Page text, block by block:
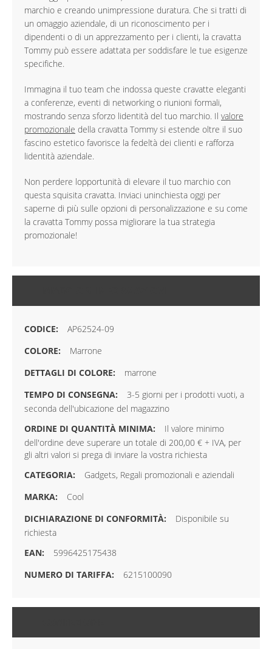
marchio e creando unimpressione duratura. Che si tratti di
un omaggio aziendale, di un riconoscimento per i
dipendenti o di un apprezzamento per i clienti, la cravatta
Tommy può essere adattata per soddisfare le tue esigenze
specifiche.
Immagina il tuo team che indossa queste cravatte eleganti
a conferenze, eventi di networking o riunioni formali,
mostrando senza sforzo lidentità del tuo marchio. Il valore
promozionale della cravatta Tommy si estende oltre il suo
fascino estetico favorisce la fedeltà dei clienti e rafforza
lidentità aziendale.
Non perdere lopportunità di elevare il tuo marchio con
questa squisita cravatta. Inviaci uninchiesta oggi per
saperne di più sulle opzioni di personalizzazione e su come
la cravatta Tommy possa migliorare la tua strategia
promozionale!
AP62524-09
Marrone
marrone
3-5 giorni per i prodotti vuoti, a
seconda dell'ubicazione del magazzino
Il valore minimo
dell'ordine deve superare un totale di 200,00 € + IVA, per
gli altri valori si prega di inviare la vostra richiesta
Gadgets, Regali promozionali e aziendali
Cool
Disponibile su
richiesta
5996425175438
6215100090